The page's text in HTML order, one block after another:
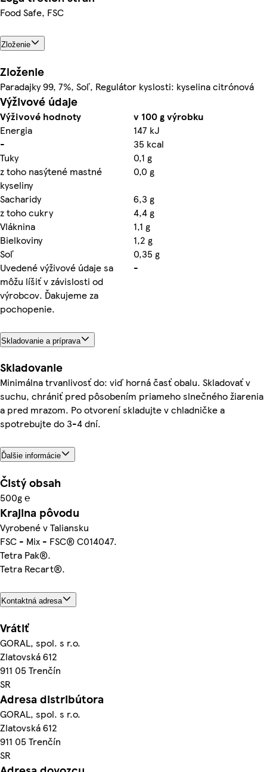
Food Safe, FSC
Zloženie
Zloženie
Paradajky 99, 7%, Soľ, Regulátor kyslosti: kyselina citrónová
Výživové údaje
Výživové hodnoty
v 100 g výrobku
Energia
147 kJ
-
35 kcal
Tuky
0,1 g
z toho nasýtené mastné
kyseliny
0,0 g
Sacharidy
6,3 g
z toho cukry
4,4 g
Vláknina
1,1 g
Bielkoviny
1,2 g
Soľ
0,35 g
Uvedené výživové údaje sa
môžu líšiť v závislosti od
výrobcov. Ďakujeme za
pochopenie.
-
Skladovanie a príprava
Skladovanie
Minimálna trvanlivosť do: viď horná časť obalu. Skladovať v
suchu, chrániť pred pôsobením priameho slnečného žiarenia
a pred mrazom. Po otvorení skladujte v chladničke a
spotrebujte do 3-4 dní.
Ďalšie informácie
Čistý obsah
500g ℮
Krajina pôvodu
Vyrobené v Taliansku
FSC - Mix - FSC® C014047.
Tetra Pak®.
Tetra Recart®.
Kontaktná adresa
Vrátiť
GORAL, spol. s r.o.
Zlatovská 612
911 05 Trenčín
SR
Adresa distribútora
GORAL, spol. s r.o.
Zlatovská 612
911 05 Trenčín
SR